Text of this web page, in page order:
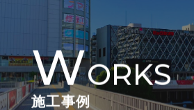
WORKS
施工事例